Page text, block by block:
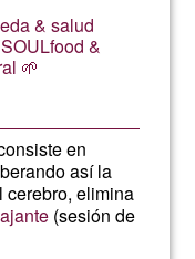
& salud
&
🌱
en
así la
cerebro, elimina
(sesión de
Ğ1